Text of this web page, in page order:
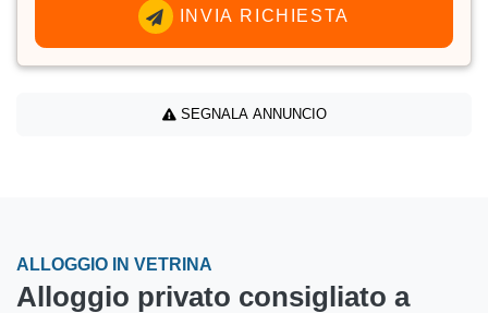
INVIA RICHIESTA
SEGNALA ANNUNCIO
ALLOGGIO IN VETRINA
Alloggio privato consigliato a